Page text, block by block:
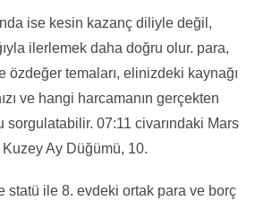
ise kesin kazanç diliyle değil,
ilerlemek daha doğru olur. para,
özdeğer temaları, elinizdeki kaynağı
ve hangi harcamanın gerçekten
sorgulatabilir. 07:11 civarındaki Mars
Kuzey Ay Düğümü, 10.
statü ile 8. evdeki ortak para ve borç